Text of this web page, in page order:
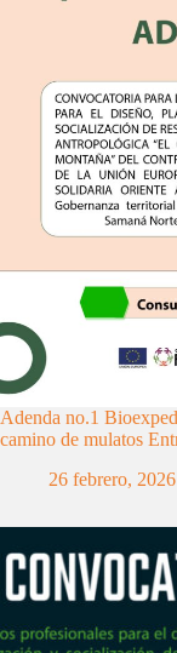
Adenda no.1
camino de mulatos
26 febrero, 2026